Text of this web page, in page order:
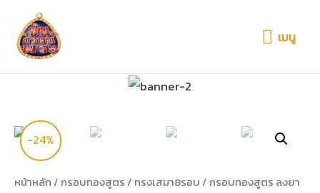
เมนู
-24%
หน้าหลัก /กรอบทองสูตร / ทรงเสมา8รอบ / กรอบทองสูตร ลงยา